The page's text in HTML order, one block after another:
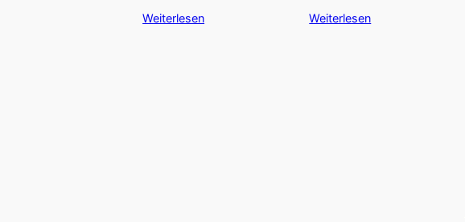
Weiterlesen Weiterlesen